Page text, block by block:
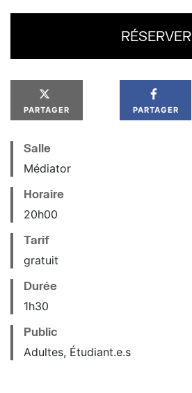
RÉSERVER
PARTAGER PARTAGER
Salle
Médiator
Horaire
20h00
Tarif
gratuit
Durée
1h30
Public
Adultes, Étudiant.e.s